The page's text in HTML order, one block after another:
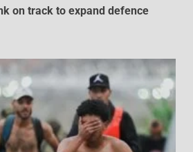
on track to expand defence